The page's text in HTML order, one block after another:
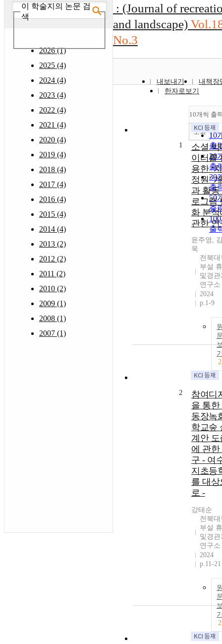
이 학술지의 논문 검
색
2026 (1)
2025 (4)
2024 (4)
2023 (4)
2022 (4)
2021 (4)
2020 (4)
2019 (4)
2018 (4)
2017 (4)
2016 (4)
2015 (4)
2014 (4)
2013 (2)
2012 (2)
2011 (2)
2010 (2)
2009 (1)
2008 (1)
2007 (1)
: (Journal of
and landscape)
No.3
내보내기
내책장
한자로보기
10개씩 출
10
출
20
출
30
출
50
출
출
조회
1
소셜 빅
이터를
용한 ‘
정원’
과 활동
로그램
화 분석
관한 연
윤주영,
욱
전북
부설
및경
연구소
2024
p.1-9
2
2
참여디
을 통한
동장녹
학교숲
계안 도
에 관한
구 - 여
지초등
를 대상
로 -
강태순
전북
부설
및경
연구소
2024
p.11-21
2